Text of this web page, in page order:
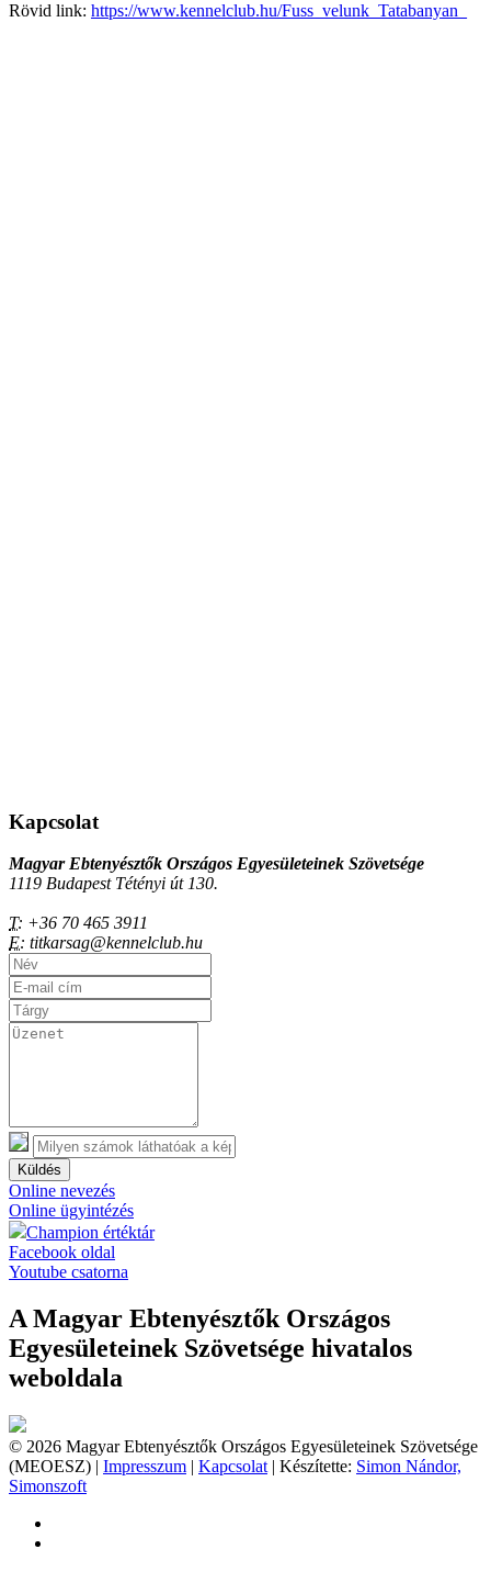
Rövid link: https://www.kennelclub.hu/Fuss_velunk_Tatabanyan_
Kapcsolat
Magyar Ebtenyésztők Országos Egyesületeinek Szövetsége
1119 Budapest Tétényi út 130.
T: +36 70 465 3911
E: titkarsag@kennelclub.hu
Küldés
Online nevezés
Online ügyintézés
Champion értéktár
Facebook oldal
Youtube csatorna
A Magyar Ebtenyésztők Országos
Egyesületeinek Szövetsége hivatalos
weboldala
© 2026 Magyar Ebtenyésztők Országos Egyesületeinek Szövetsége
(MEOESZ) | Impresszum | Kapcsolat | Készítette: Simon Nándor,
Simonszoft